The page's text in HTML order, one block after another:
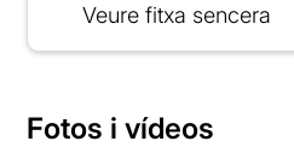
Veure fitxa sencera
Fotos i vídeos